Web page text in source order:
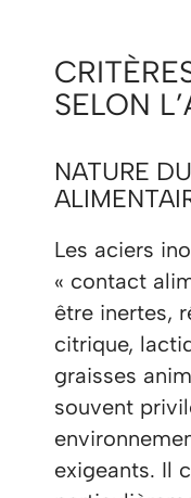
SELON
NATURE
Les aciers
« contact
être inertes,
citrique,
graisses
souvent
exigeants. Il